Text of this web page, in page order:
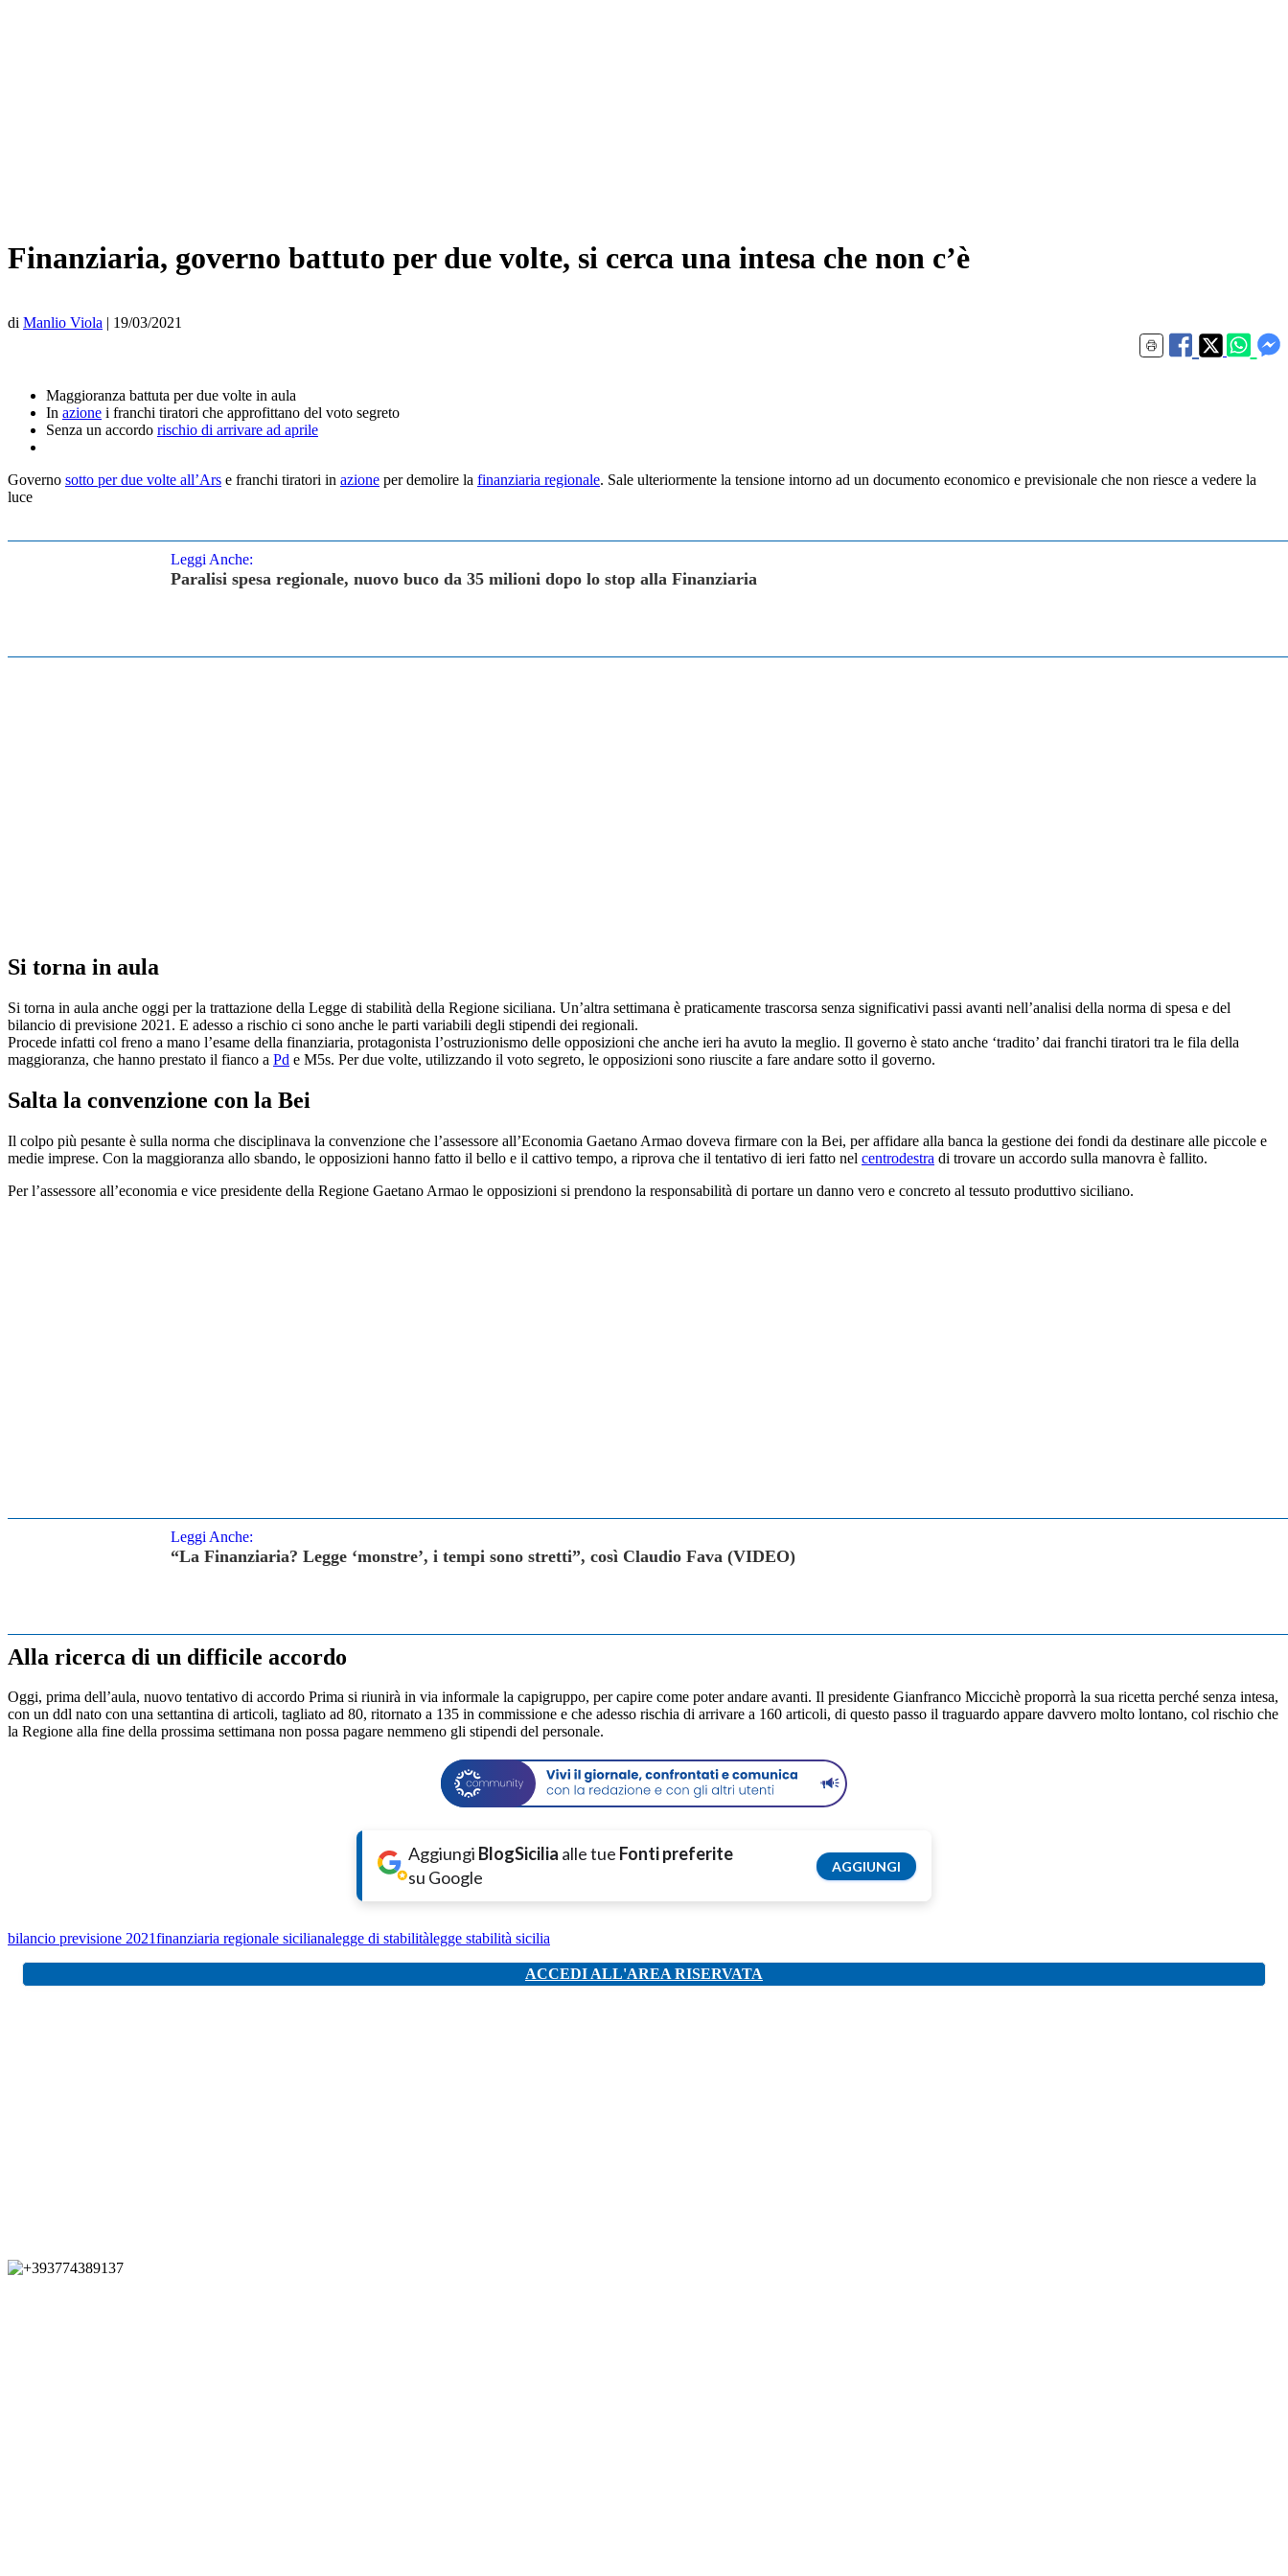
Finanziaria, governo battuto per due volte, si cerca una intesa che non c’è
di Manlio Viola | 19/03/2021
Maggioranza battuta per due volte in aula
In azione i franchi tiratori che approfittano del voto segreto
Senza un accordo rischio di arrivare ad aprile
Governo sotto per due volte all’Ars e franchi tiratori in azione per demolire la finanziaria regionale. Sale ulteriormente la tensione intorno ad un documento economico e previsionale che non riesce a vedere la
luce
Leggi Anche:
Paralisi spesa regionale, nuovo buco da 35 milioni dopo lo stop alla Finanziaria
Si torna in aula
Si torna in aula anche oggi per la trattazione della Legge di stabilità della Regione siciliana. Un’altra settimana è praticamente trascorsa senza significativi passi avanti nell’analisi della norma di spesa e del
bilancio di previsione 2021. E adesso a rischio ci sono anche le parti variabili degli stipendi dei regionali.
Procede infatti col freno a mano l’esame della finanziaria, protagonista l’ostruzionismo delle opposizioni che anche ieri ha avuto la meglio. Il governo è stato anche ‘tradito’ dai franchi tiratori tra le fila della
maggioranza, che hanno prestato il fianco a Pd e M5s. Per due volte, utilizzando il voto segreto, le opposizioni sono riuscite a fare andare sotto il governo.
Salta la convenzione con la Bei
Il colpo più pesante è sulla norma che disciplinava la convenzione che l’assessore all’Economia Gaetano Armao doveva firmare con la Bei, per affidare alla banca la gestione dei fondi da destinare alle piccole e
medie imprese. Con la maggioranza allo sbando, le opposizioni hanno fatto il bello e il cattivo tempo, a riprova che il tentativo di ieri fatto nel centrodestra di trovare un accordo sulla manovra è fallito.
Per l’assessore all’economia e vice presidente della Regione Gaetano Armao le opposizioni si prendono la responsabilità di portare un danno vero e concreto al tessuto produttivo siciliano.
Leggi Anche:
“La Finanziaria? Legge ‘monstre’, i tempi sono stretti”, così Claudio Fava (VIDEO)
Alla ricerca di un difficile accordo
Oggi, prima dell’aula, nuovo tentativo di accordo Prima si riunirà in via informale la capigruppo, per capire come poter andare avanti. Il presidente Gianfranco Miccichè proporrà la sua ricetta perché senza intesa,
con un ddl nato con una settantina di articoli, tagliato ad 80, ritornato a 135 in commissione e che adesso rischia di arrivare a 160 articoli, di questo passo il traguardo appare davvero molto lontano, col rischio che
la Regione alla fine della prossima settimana non possa pagare nemmeno gli stipendi del personale.
Aggiungi BlogSicilia alle tue Fonti preferite
su Google
AGGIUNGI
bilancio previsione 2021finanziaria regionale sicilianalegge di stabilitàlegge stabilità sicilia
ACCEDI ALL'AREA RISERVATA